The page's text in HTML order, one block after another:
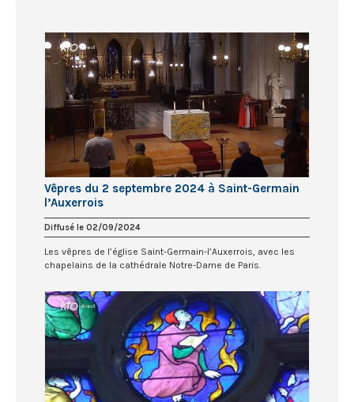
Vêpres du 2 septembre 2024 à Saint-Germain
l’Auxerrois
Diffusé le 02/09/2024
Les vêpres de l’église Saint-Germain-l’Auxerrois, avec les
chapelains de la cathédrale Notre-Dame de Paris.